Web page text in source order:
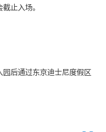
止入场。
后通过东京迪士尼度假区